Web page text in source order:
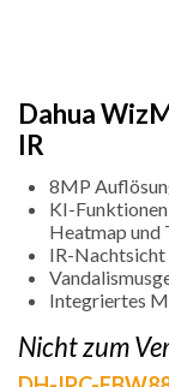
Dahua
IR
8MP
KI-
Heatmap und
IR-
Integriertes
Nicht zum